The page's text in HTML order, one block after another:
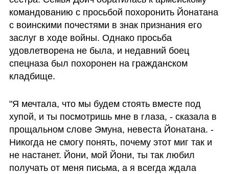
командованию с просьбой похоронить Йонатана
с воинскими почестями в знак признания его
заслуг в ходе войны. Однако просьба
удовлетворена не была, и недавний боец
спецназа был похоронен на гражданском
кладбище.
"Я мечтала, что мы будем стоять вместе под
хупой, и ты посмотришь мне в глаза, - сказала в
прощальном слове Эмуна, невеста Йонатана. -
Никогда не смогу понять, почему этот миг так и
не настанет. Йони, мой Йони, ты так любил
получать от меня письма, а я всегда ждала